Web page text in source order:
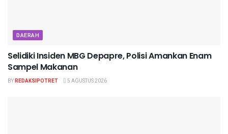
DAERAH
Selidiki Insiden MBG Depapre, Polisi Amankan Enam
Sampel Makanan
BYREDAKSIPOTRET 5 AGUSTUS 2026